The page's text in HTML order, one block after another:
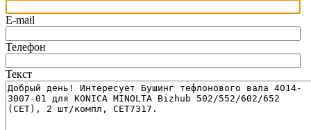
E-mail
Телефон
Текст